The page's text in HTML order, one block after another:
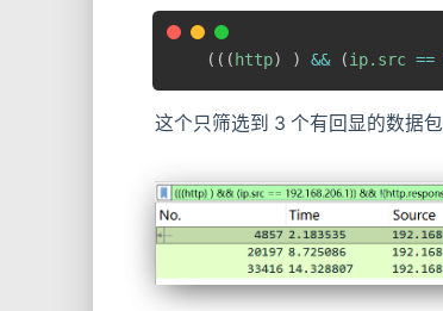
(( (http) ) && (ip.src ==
这个只筛选到 3 个有回显的数据包